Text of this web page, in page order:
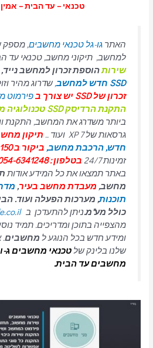
טכנאי – עד הבית – אמין
האתרגו-גל טכנאי מחשבים, מספק
למחשב, תיקוני מחשב, טכנאי עד
שירותהוספת זכרון למחשב
SSD חדש למחשב
, שדרוג מהיר
זכרון של SSD יש צורך ב
פירמוט
התקנת הרדיסק SSD טכנולוגיה מהירה
גרסאות של 7 XP ועוד ..
תיקון
חדש, הרכבת מחשב, ביקור ב 150 ₪
זמינות 24/7
בטלפון : 054-6341248
באתר תמצאו את כל המידע אודות
מחשב, מעבדת מחשב בעיר,
תוכנות, מערכות הפעלה ועוד.
כולל מע"מ.ניתן להתעדכן ב
מהצפייה בתוכן ומדריכים. תמיד
ומידע חדש בכל הנוגע ל מחשבים.
שלנו בלינק שלטכנאי מחשבים
מחשבים עד הבית.